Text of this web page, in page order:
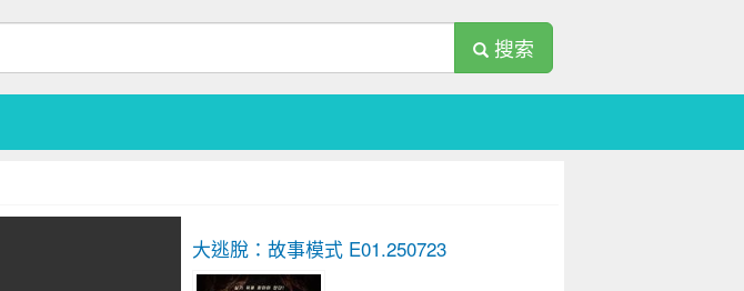
搜索
大逃脫：故事模式 E01.250723